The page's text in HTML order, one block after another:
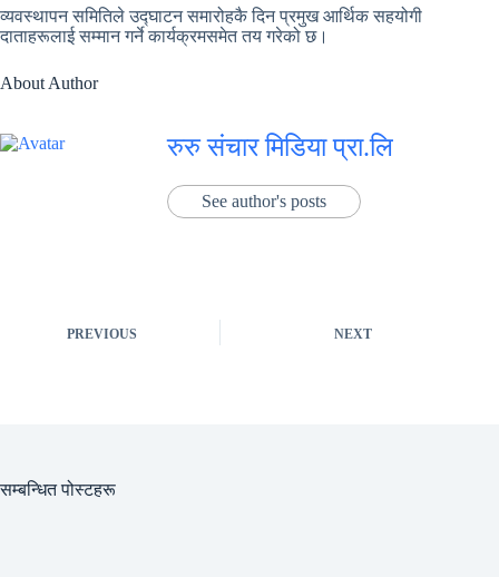
व्यवस्थापन समितिले उद्घाटन समारोहकै दिन प्रमुख आर्थिक सहयोगी
दाताहरूलाई सम्मान गर्ने कार्यक्रमसमेत तय गरेको छ।
About Author
रुरु संचार मिडिया प्रा.लि
See author's posts
PREVIOUS NEXT
सम्बन्धित पोस्टहरू